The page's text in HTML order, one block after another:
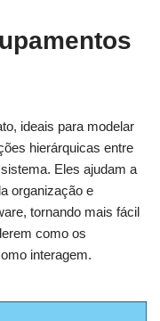
ideais para modelar
hierárquicas entre
Eles ajudam a
organização e
tornando mais fácil
como os
interagem.